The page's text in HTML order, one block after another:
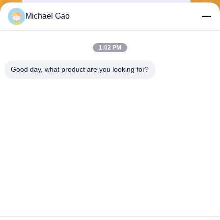
Senden Sie
Michael Gao
1:02 PM
Good day, what product are you looking for?